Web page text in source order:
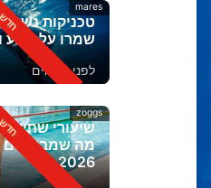
mares
טכניקות
שמרו על רוגע
לפני 5 ימים
zoggs
שיעורי
מה שמבוגרים
2026